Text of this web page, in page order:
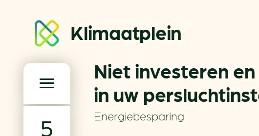
Klimaatplein
Hoofd­navigatie
Niet investeren
in uw
Energiebesparing